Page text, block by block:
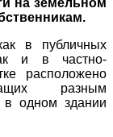
на земельном
в публичных
и в частно-
расположено
разным
в одном здании